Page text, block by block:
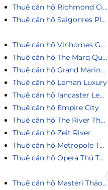
Thuê căn hộ Richmond City
Thuê căn hộ Saigonres Plaza
Thuê căn hộ Vinhomes Golden River
Thuê căn hộ The Marq Quận 1
Thuê căn hộ Grand Marina Saigon
Thuê căn hộ Leman Luxury
Thuê căn hộ lancaster Legacy
Thuê căn hộ Empire City
Thuê căn hộ The River Thủ Thiêm
Thuê căn hộ Zeit River
Thuê căn hộ Metropole Thủ Thiêm
Thuê căn hô Opera Thủ Thiêm
Thuê căn hộ Masteri Thảo Điền